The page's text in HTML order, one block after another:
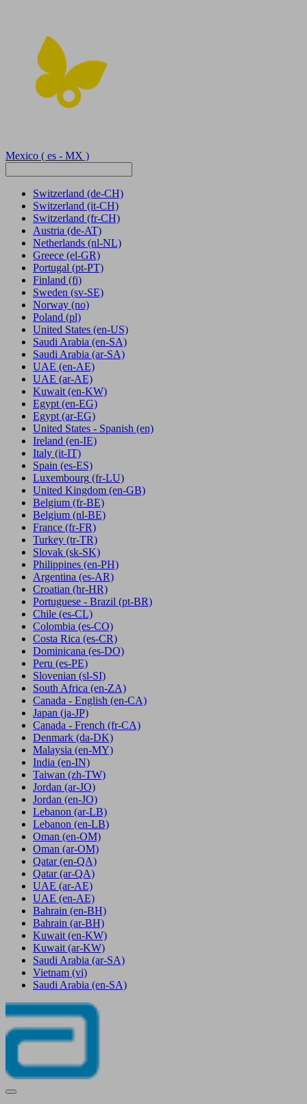
Mexico ( es - MX )
Switzerland (de-CH)
Switzerland (it-CH)
Switzerland (fr-CH)
Austria (de-AT)
Netherlands (nl-NL)
Greece (el-GR)
Portugal (pt-PT)
Finland (fi)
Sweden (sv-SE)
Norway (no)
Poland (pl)
United States (en-US)
Saudi Arabia (en-SA)
Saudi Arabia (ar-SA)
UAE (en-AE)
UAE (ar-AE)
Kuwait (en-KW)
Egypt (en-EG)
Egypt (ar-EG)
United States - Spanish (en)
Ireland (en-IE)
Italy (it-IT)
Spain (es-ES)
Luxembourg (fr-LU)
United Kingdom (en-GB)
Belgium (fr-BE)
Belgium (nl-BE)
France (fr-FR)
Turkey (tr-TR)
Slovak (sk-SK)
Philippines (en-PH)
Argentina (es-AR)
Croatian (hr-HR)
Portuguese - Brazil (pt-BR)
Chile (es-CL)
Colombia (es-CO)
Costa Rica (es-CR)
Dominicana (es-DO)
Peru (es-PE)
Slovenian (sl-SI)
South Africa (en-ZA)
Canada - English (en-CA)
Japan (ja-JP)
Canada - French (fr-CA)
Denmark (da-DK)
Malaysia (en-MY)
India (en-IN)
Taiwan (zh-TW)
Jordan (ar-JO)
Jordan (en-JO)
Lebanon (ar-LB)
Lebanon (en-LB)
Oman (en-OM)
Oman (ar-OM)
Qatar (en-QA)
Qatar (ar-QA)
UAE (ar-AE)
UAE (en-AE)
Bahrain (en-BH)
Bahrain (ar-BH)
Kuwait (en-KW)
Kuwait (ar-KW)
Saudi Arabia (ar-SA)
Vietnam (vi)
Saudi Arabia (en-SA)